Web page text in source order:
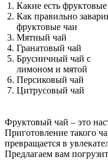
Какие есть
Как правильно
фруктовые чаи
Мятный чай
Гранатовый чай
Брусничный чай с
лимоном и мятой
Персиковый чай
Цитрусовый чай
Фруктовый чай – это
Приготовление такого
превращается в
Предлагаем вам